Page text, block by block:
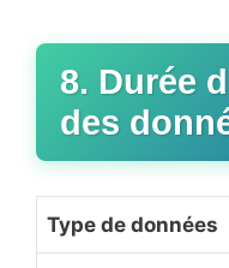
8. Durée
des
Type de données